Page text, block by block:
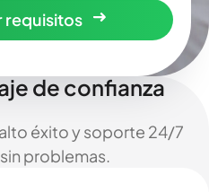
requisitos
de confianza
éxito y soporte 24/7
problemas.